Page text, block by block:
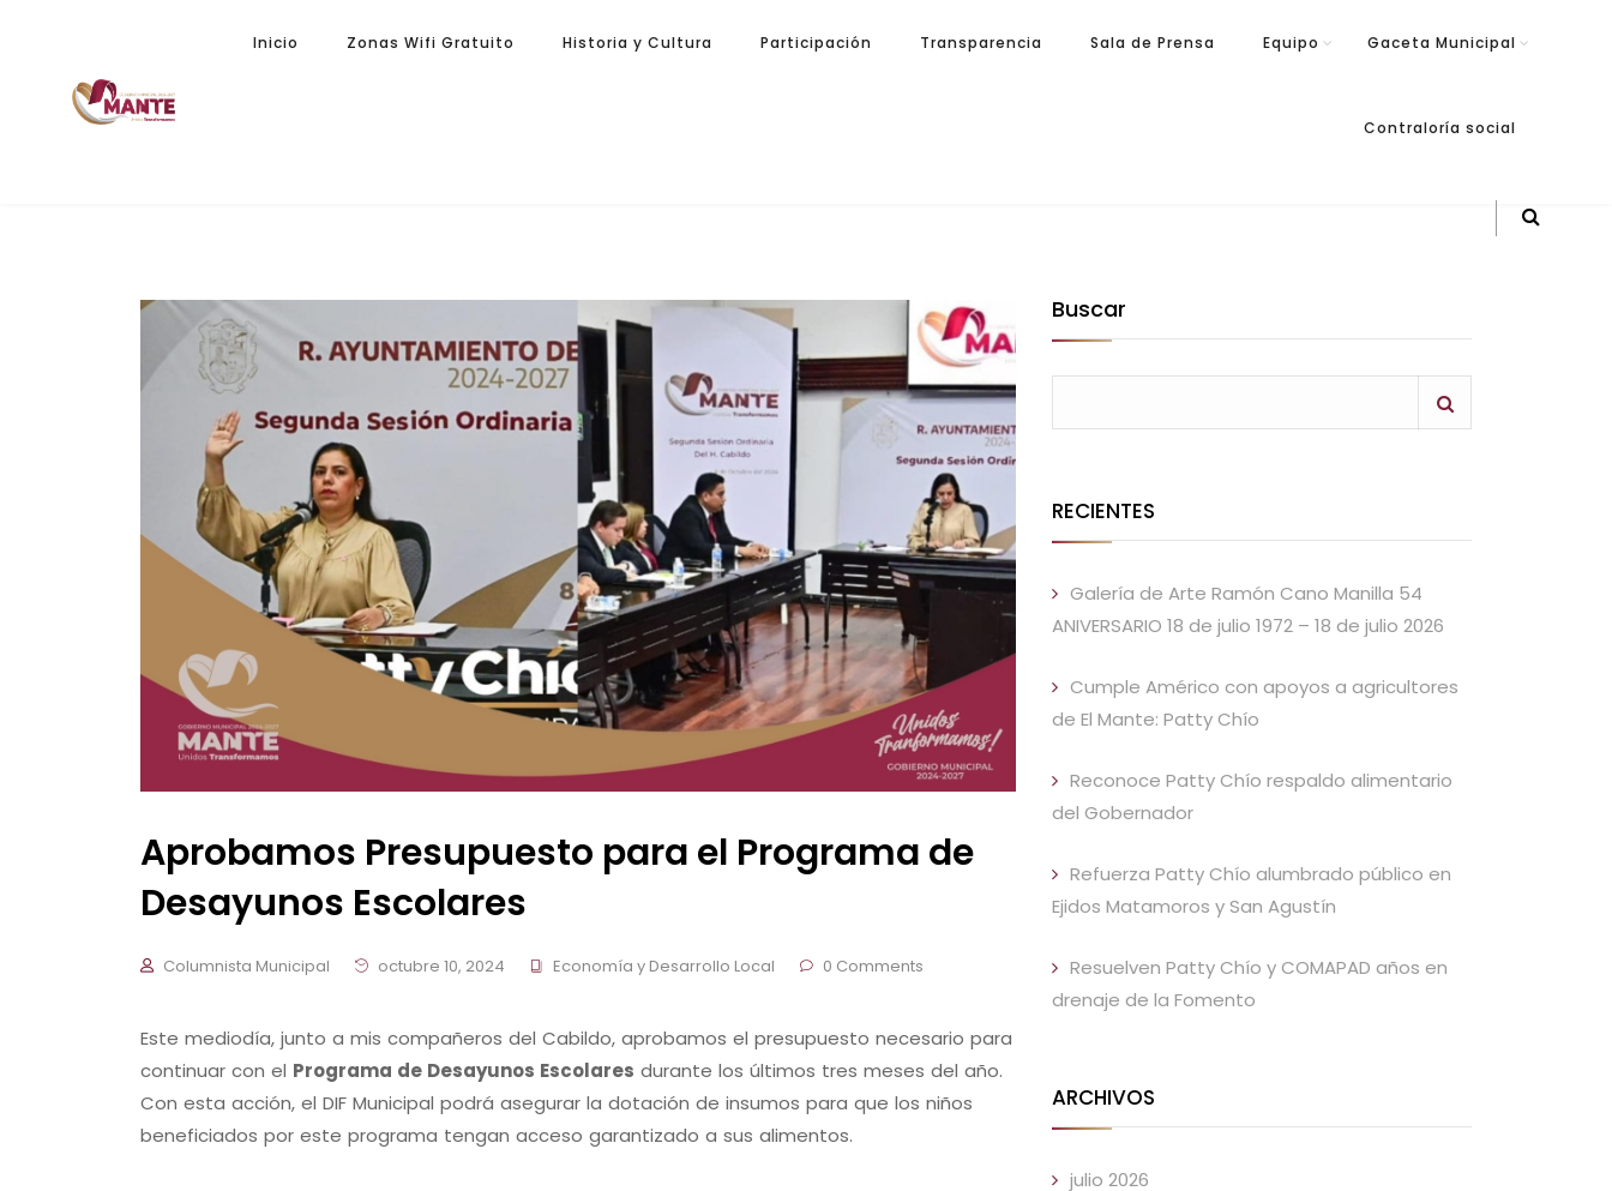
Inicio Zonas Wifi Gratuito Historia y Cultura Participación Transparencia Sala de Prensa Equipo Gaceta Municipal
Contraloría social
Aprobamos Presupuesto para el Programa de
Desayunos Escolares
Columnista Municipal octubre 10, 2024 Economía y Desarrollo Local 0 Comments
Este mediodía, junto a mis compañeros del Cabildo, aprobamos el presupuesto necesario para
continuar con el Programa de Desayunos Escolares durante los últimos tres meses del año.
Con esta acción, el DIF Municipal podrá asegurar la dotación de insumos para que los niños
beneficiados por este programa tengan acceso garantizado a sus alimentos.
Buscar
RECIENTES
Galería de Arte Ramón Cano Manilla 54
ANIVERSARIO 18 de julio 1972 – 18 de julio 2026
Cumple Américo con apoyos a agricultores
de El Mante: Patty Chío
Reconoce Patty Chío respaldo alimentario
del Gobernador
Refuerza Patty Chío alumbrado público en
Ejidos Matamoros y San Agustín
Resuelven Patty Chío y COMAPAD años en
drenaje de la Fomento
ARCHIVOS
julio 2026